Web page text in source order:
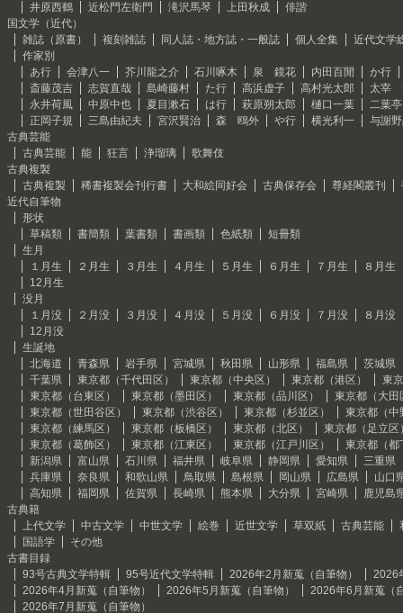
井原西鶴
近松門左衛門 滝沢馬琴 上田秋成
俳諧
国文学（近代）
雑誌（原書）
複刻雑誌 同人誌・地方誌・一般誌 個人全集
近代文学
作家別
あ行
会津八一 芥川龍之介 石川啄木 泉 鏡花 内田百閒
か行
斎藤茂吉
志賀直哉 島崎藤村 た行 高浜虚子 高村光太郎
太宰
永井荷風
中原中也 夏目漱石 は行 萩原朔太郎 樋口一葉
二葉
正岡子規
三島由紀夫 宮沢賢治 森 鴎外 や行 横光利一
与謝
古典芸能
古典芸能
能 狂言 浄瑠璃
歌舞伎
古典複製
古典複製
稀書複製会刊行書 大和絵同好会 古典保存会 尊経閣叢刊
近代自筆物
形状
草稿類
書簡類 葉書類 書画類 色紙類
短冊類
生月
１月生
２月生 ３月生 ４月生 ５月生 ６月生 ７月生
８月生
12月生
没月
１月没
２月没 ３月没 ４月没 ５月没 ６月没 ７月没
８月没
12月没
生誕地
北海道
青森県 岩手県 宮城県 秋田県 山形県 福島県
茨城県
千葉県
東京都（千代田区） 東京都（中央区） 東京都（港区）
東
東京都（台東区）
東京都（墨田区） 東京都（品川区）
東京都（大田
東京都（世田谷区）
東京都（渋谷区） 東京都（杉並区）
東京都（中
東京都（練馬区）
東京都（板橋区） 東京都（北区）
東京都（足立区
東京都（葛飾区）
東京都（江東区） 東京都（江戸川区）
東京都（都
新潟県
富山県 石川県 福井県 岐阜県 静岡県 愛知県
三重県
兵庫県
奈良県 和歌山県 鳥取県 島根県 岡山県 広島県
山口
高知県
福岡県 佐賀県 長崎県 熊本県 大分県 宮崎県
鹿児島
古典籍
上代文学
中古文学 中世文学 絵巻 近世文学 草双紙 古典芸能
国語学
その他
古書目録
93号古典文学特輯
95号近代文学特輯 2026年2月新蒐（自筆物）
2026
2026年4月新蒐（自筆物）
2026年5月新蒐（自筆物）
2026年6月新蒐（
2026年7月新蒐（自筆物）